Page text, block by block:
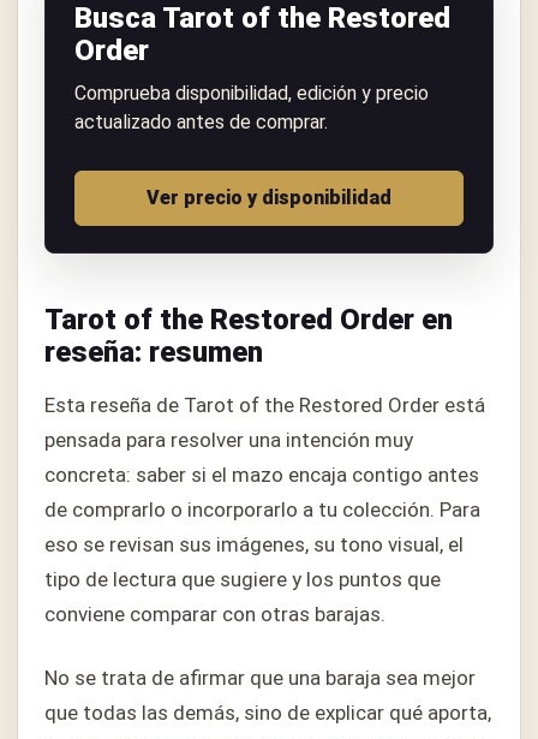
Busca Tarot of the Restored
Order
Comprueba disponibilidad, edición y precio
actualizado antes de comprar.
Ver precio y disponibilidad
Tarot of the Restored Order en
reseña: resumen
Esta reseña de Tarot of the Restored Order está
pensada para resolver una intención muy
concreta: saber si el mazo encaja contigo antes
de comprarlo o incorporarlo a tu colección. Para
eso se revisan sus imágenes, su tono visual, el
tipo de lectura que sugiere y los puntos que
conviene comparar con otras barajas.
No se trata de afirmar que una baraja sea mejor
que todas las demás, sino de explicar qué aporta,